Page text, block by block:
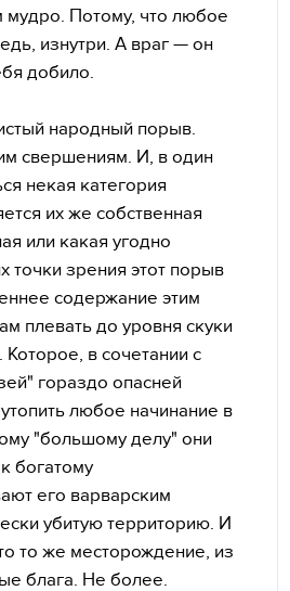
мудро. Потому, что любое
изнутри. А враг — он
добило.
народный порыв.
свершениям. И, в один
некая категория
их же собственная
или какая угодно
точки зрения этот порыв
содержание этим
плевать до уровня скуки
в сочетании с
гораздо опасней
любое начинание в
"большому делу" они
богатому
его варварским
убитую территорию. И
то же месторождение, из
блага. Не более.